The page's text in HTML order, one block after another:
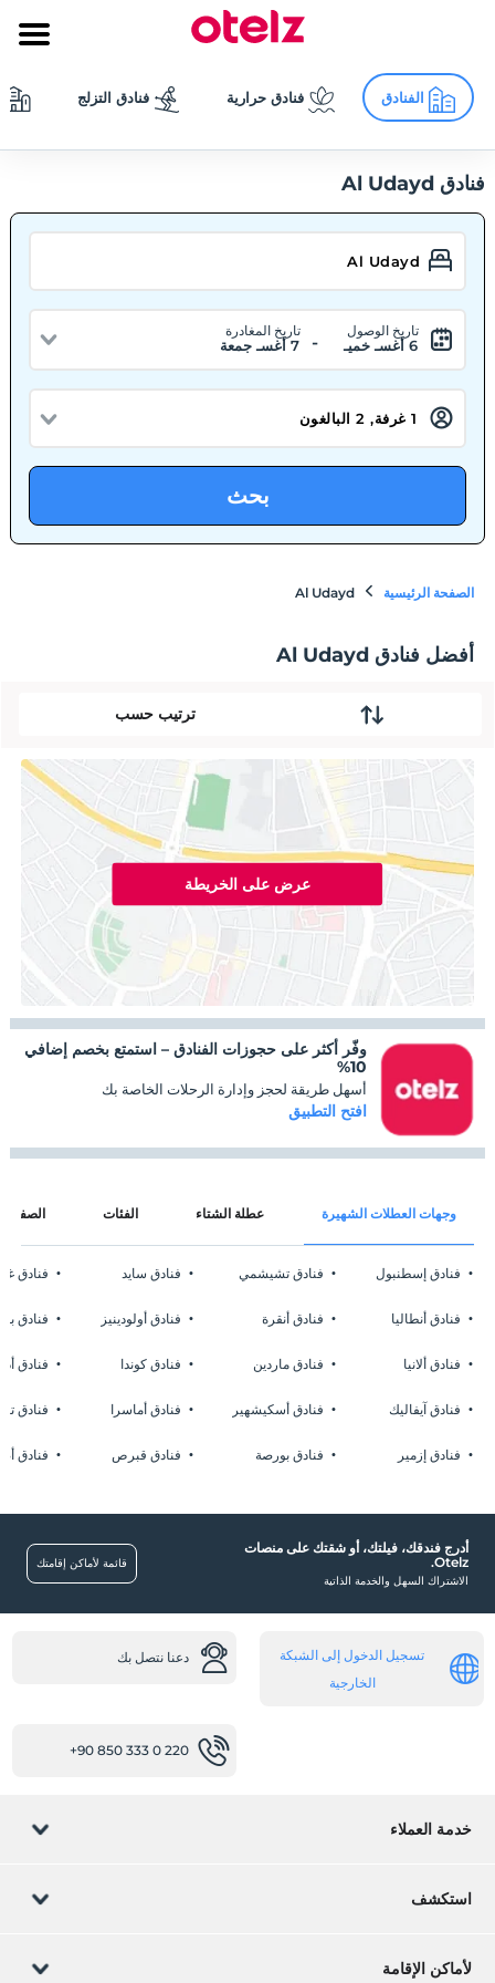
الفنادق فنادق حرارية فنادق التزلج
فنادق Al Udayd
تاريخ الوصول
6 أغسـ خميـ -
تاريخ المغادرة
7 أغسـ جمعة
بحث
الصفحة الرئيسية Al Udayd
أفضل فنادق Al Udayd
ترتيب حسب
عرض على الخريطة
وفّر أكثر على حجوزات الفنادق – استمتع بخصم إضافي
10%
أسهل طريقة لحجز وإدارة الرحلات الخاصة بك
افتح التطبيق
وجهات العطلات الشهيرة عطلة الشتاء الفئات
فنادق إسطنبول
فنادق أنطاليا
فنادق ألانيا
فنادق آيفاليك
فنادق إزمير
فنادق تشيشمي
فنادق أنقرة
فنادق ماردين
فنادق أسكيشهير
فنادق بورصة
فنادق سايد
فنادق أولودينيز
فنادق كوندا
فنادق أماسرا
فنادق قبرص
فنادق
فنادق
فنادق
فنادق
فنادق
أدرج فندقك، فيلتك، أو شقتك على منصات
Otelz.
الاشتراك السهل والخدمة الذاتية
قائمة لأماكن إقامتك
تسجيل الدخول إلى الشبكة
الخارجية
دعنا نتصل بك
+90 850 333 0 220
خدمة العملاء
إدارة الحجز
استكشف
كارت هدية
لأماكن الإقامة